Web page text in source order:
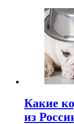
Какие
из